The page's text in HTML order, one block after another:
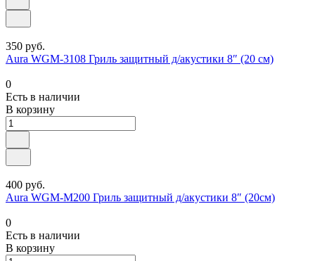
350 руб.
Aura WGM-3108 Гриль защитный д/акустики 8″ (20 см)
0
Есть в наличии
В корзину
400 руб.
Aura WGM-M200 Гриль защитный д/акустики 8″ (20см)
0
Есть в наличии
В корзину